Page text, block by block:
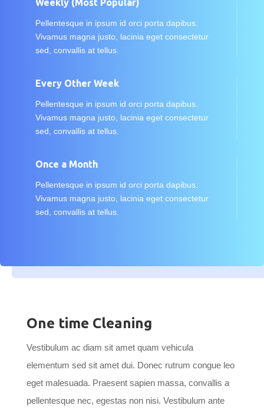
Weekly (Most Popular)
Pellentesque in ipsum id orci porta dapibus.
Vivamus magna justo, lacinia eget consectetur
sed, convallis at tellus.
Every Other Week
Pellentesque in ipsum id orci porta dapibus.
Vivamus magna justo, lacinia eget consectetur
sed, convallis at tellus.
Once a Month
Pellentesque in ipsum id orci porta dapibus.
Vivamus magna justo, lacinia eget consectetur
sed, convallis at tellus.
One time Cleaning
Vestibulum ac diam sit amet quam vehicula
elementum sed sit amet dui. Donec rutrum congue leo
eget malesuada. Praesent sapien massa, convallis a
pellentesque nec, egestas non nisi. Vestibulum ante